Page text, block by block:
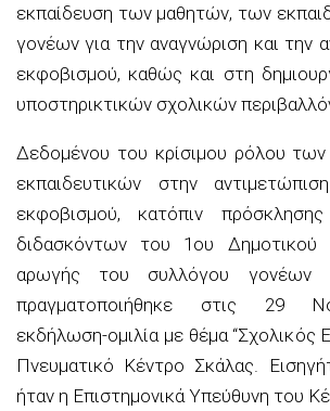
εκπαίδευση των μαθητών, των
γονέων για την αναγνώριση και την
εκφοβισμού, καθώς και στη
υποστηρικτικών σχολικών
Δεδομένου του κρίσιμου ρόλου
εκπαιδευτικών στην
εκφοβισμού, κατόπιν
διδασκόντων του 1ου Δημοτικού
αρωγής του συλλόγου γονέων
πραγματοποιήθηκε στις 29
εκδήλωση-ομιλία με θέμα “Σχολικός
Πνευματικό Κέντρο Σκάλας.
ήταν η Επιστημονικά Υπεύθυνη του